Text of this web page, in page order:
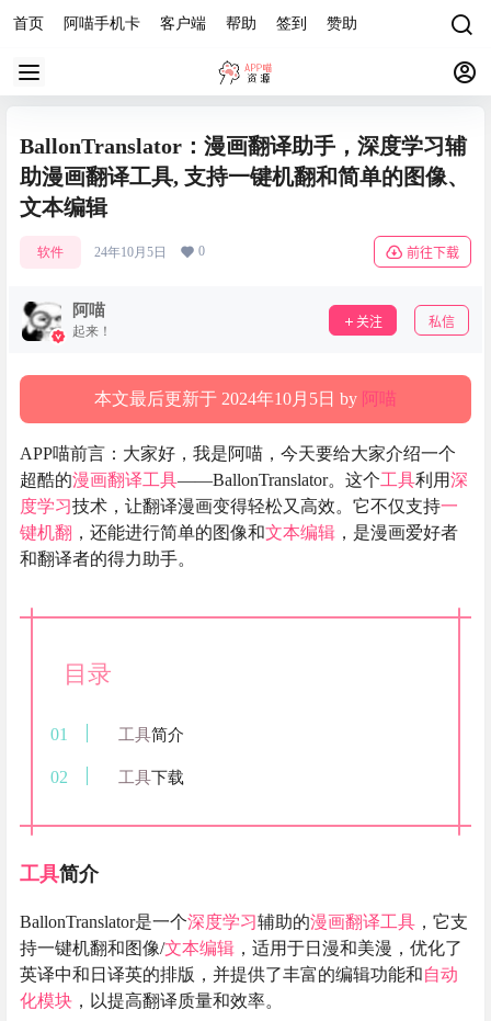
首页 阿喵手机卡 客户端 帮助 签到 赞助
BallonTranslator：漫画翻译助手，深度学习辅
助漫画翻译工具, 支持一键机翻和简单的图像、
文本编辑
软件 24年10月5日 0 前往下载
阿喵
起来！
关注 私信
本文最后更新于 2024年10月5日 by 阿喵
APP喵前言：大家好，我是阿喵，今天要给大家介绍一个
超酷的漫画翻译工具——BallonTranslator。这个工具利用深
度学习技术，让翻译漫画变得轻松又高效。它不仅支持一
键机翻 ，还能进行简单的图像和文本编辑 ，是漫画爱好者
和翻译者的得力助手。
目录
工具简介
工具下载
工具简介
BallonTranslator是一个深度学习辅助的漫画翻译工具 ，它支
持一键机翻和图像/文本编辑 ，适用于日漫和美漫，优化了
英译中和日译英的排版，并提供了丰富的编辑功能和自动
化模块 ，以提高翻译质量和效率。